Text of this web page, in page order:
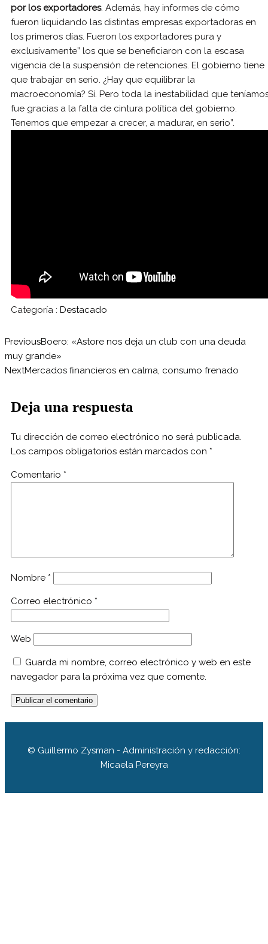
por los exportadores. Además, hay informes de cómo
fueron liquidando las distintas empresas exportadoras en
los primeros días. Fueron los exportadores pura y
exclusivamente” los que se beneficiaron con la escasa
vigencia de la suspensión de retenciones. El gobierno tiene
que trabajar en serio. ¿Hay que equilibrar la
macroeconomía? Sí. Pero toda la inestabilidad que
fue gracias a la falta de cintura política del gobierno.
Tenemos que empezar a crecer, a madurar, en serio”.
Categoría : Destacado
PreviousBoero: «Astore nos deja un club con una deuda
muy grande»
NextMercados financieros en calma, consumo frenado
Deja una respuesta
Tu dirección de correo electrónico no será publicada.
Los campos obligatorios están marcados con *
Comentario *
Nombre *
Correo electrónico *
Web
Guarda mi nombre, correo electrónico y web en este
navegador para la próxima vez que comente.
© Guillermo Zysman - Administración y redacción:
Micaela Pereyra